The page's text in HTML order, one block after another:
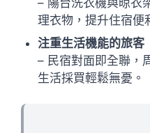
理衣物，提升住宿便
注重生活機能的旅客
– 民宿對面即全聯，
生活採買輕鬆無憂。